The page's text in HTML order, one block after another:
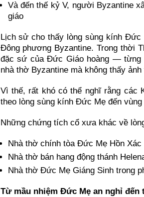
Và đến thế kỷ V, người Byzantine
giáo
Lịch sử cho thấy lòng sùng kính
Đông phương Byzantine. Trong thời
đặc sứ của Đức Giáo hoàng — từng
nhà thờ Byzantine mà không thấy
Vì thế, rất khó có thể nghĩ rằng các
theo lòng sùng kính Đức Mẹ đến vùng
Những chứng tích cổ xưa khác về
Nhà thờ chính tòa Đức Mẹ Hồn Xác
Nhà thờ bán hang động thánh
Nhà thờ Đức Mẹ Giáng Sinh trong
Từ mầu nhiệm Đức Mẹ an nghỉ đến